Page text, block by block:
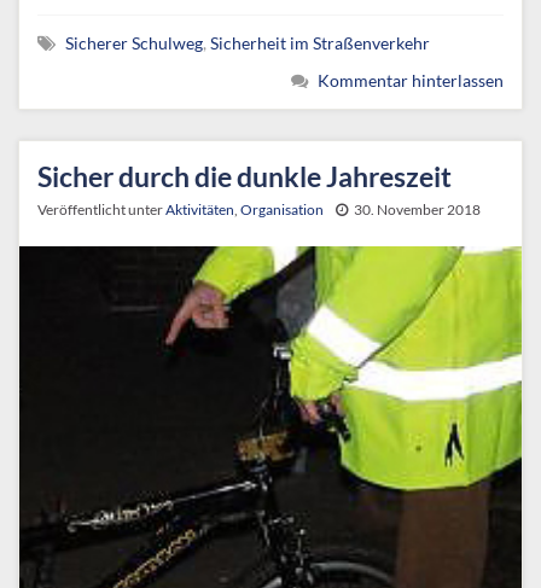
Sicherer Schulweg, Sicherheit im Straßenverkehr
Kommentar hinterlassen
Sicher durch die dunkle Jahreszeit
Veröffentlicht unterAktivitäten Organisation 30. November 2018